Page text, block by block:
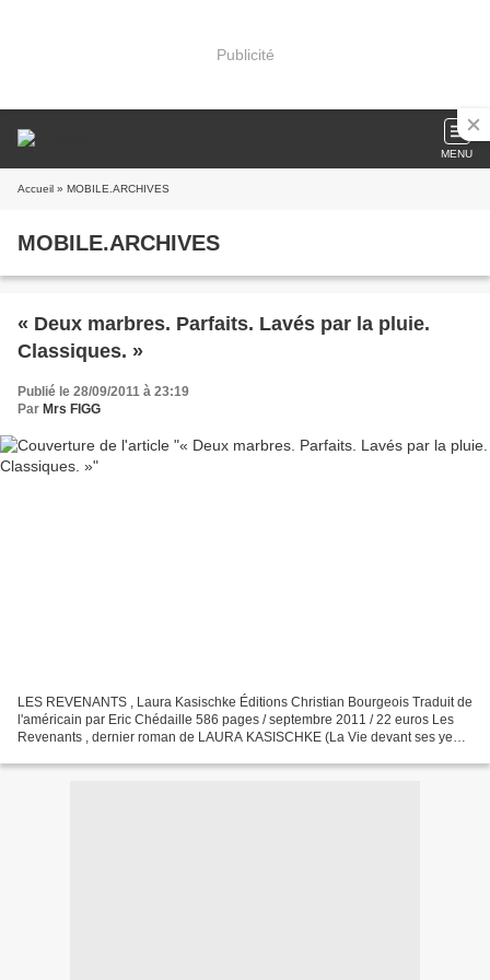
Publicité
MENU
Accueil » MOBILE.ARCHIVES
MOBILE.ARCHIVES
« Deux marbres. Parfaits. Lavés par la pluie.
Classiques. »
Publié le 28/09/2011 à 23:19
Par Mrs FIGG
LES REVENANTS , Laura Kasischke Éditions Christian Bourgeois Traduit de
l'américain par Eric Chédaille 586 pages / septembre 2011 / 22 euros Les
Revenants , dernier roman de LAURA KASISCHKE (La Vie devant ses yeux,